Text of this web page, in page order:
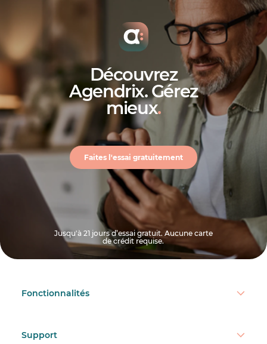
Découvrez
Agendrix. Gérez
mieux.
Faites l'essai gratuitement
Jusqu'à 21 jours d’essai gratuit. Aucune carte
de crédit requise.
Fonctionnalités
Support